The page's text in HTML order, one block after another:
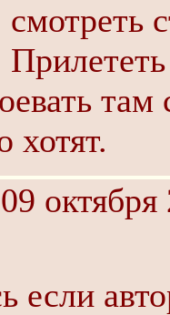
смотреть
там
хотят.
если